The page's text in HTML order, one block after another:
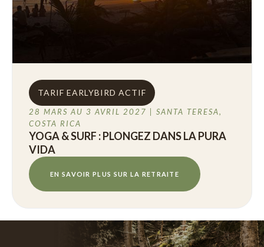
TARIF EARLYBIRD ACTIF
28 MARS AU 3 AVRIL 2027 | SANTA TERESA,
COSTA RICA
YOGA & SURF : PLONGEZ DANS LA PURA
VIDA
EN SAVOIR PLUS SUR LA RETRAITE